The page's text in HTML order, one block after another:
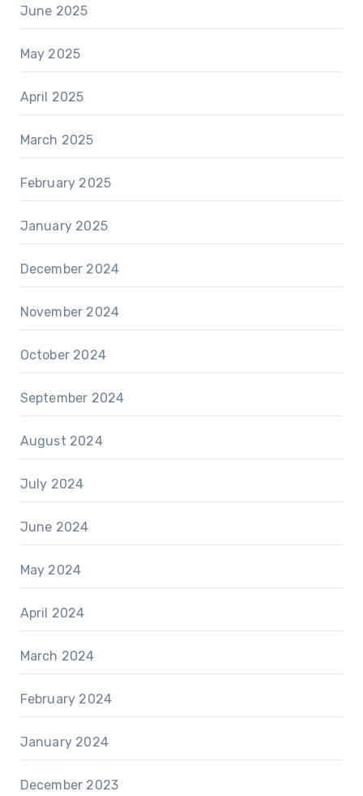
June 2025
May 2025
April 2025
March 2025
February 2025
January 2025
December 2024
November 2024
October 2024
September 2024
August 2024
July 2024
June 2024
May 2024
April 2024
March 2024
February 2024
January 2024
December 2023